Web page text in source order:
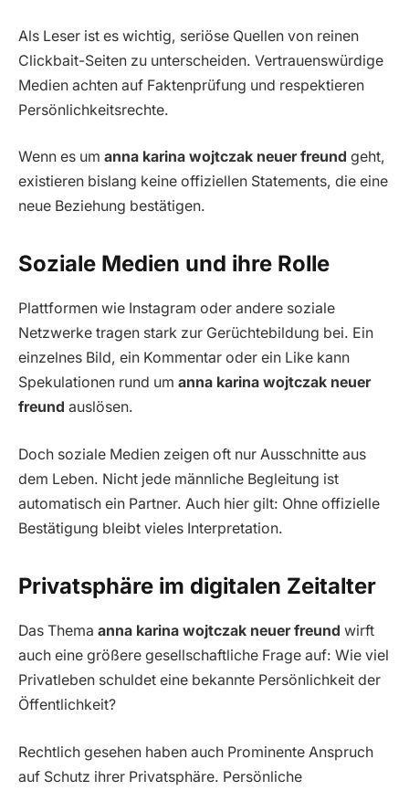
Als Leser ist es wichtig, seriöse Quellen von reinen
Clickbait-Seiten zu unterscheiden. Vertrauenswürdige
Medien achten auf Faktenprüfung und respektieren
Persönlichkeitsrechte.
Wenn es um anna karina wojtczak neuer freund geht,
existieren bislang keine offiziellen Statements, die eine
neue Beziehung bestätigen.
Soziale Medien und ihre Rolle
Plattformen wie Instagram oder andere soziale
Netzwerke tragen stark zur Gerüchtebildung bei. Ein
einzelnes Bild, ein Kommentar oder ein Like kann
Spekulationen rund um anna karina wojtczak neuer
freund auslösen.
Doch soziale Medien zeigen oft nur Ausschnitte aus
dem Leben. Nicht jede männliche Begleitung ist
automatisch ein Partner. Auch hier gilt: Ohne offizielle
Bestätigung bleibt vieles Interpretation.
Privatsphäre im digitalen Zeitalter
Das Thema anna karina wojtczak neuer freund wirft
auch eine größere gesellschaftliche Frage auf: Wie viel
Privatleben schuldet eine bekannte Persönlichkeit der
Öffentlichkeit?
Rechtlich gesehen haben auch Prominente Anspruch
auf Schutz ihrer Privatsphäre. Persönliche